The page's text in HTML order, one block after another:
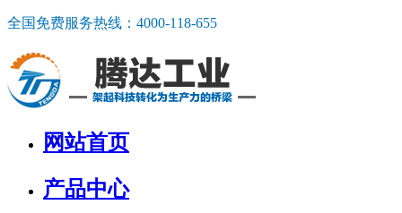
全国免费服务热线： 4000-118-655
网站首页
产品中心